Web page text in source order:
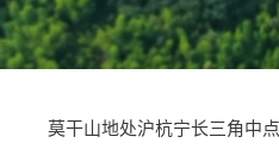
莫干山地处沪杭宁长三角中点